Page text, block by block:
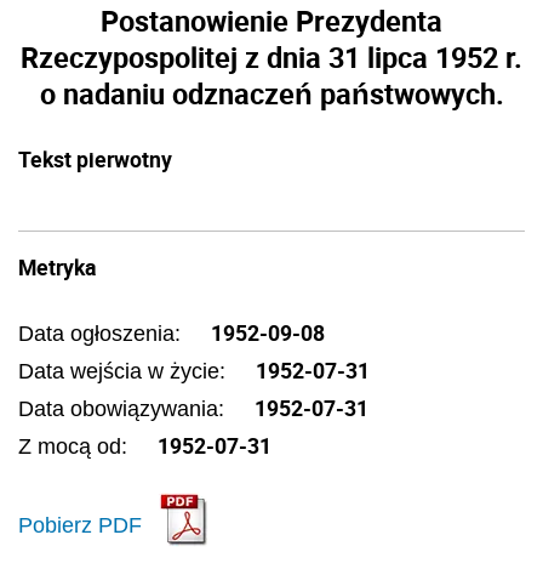
Postanowienie Prezydenta
Rzeczypospolitej z dnia 31 lipca 1952 r.
o nadaniu odznaczeń państwowych.
Tekst pierwotny
Metryka
Data ogłoszenia: 1952-09-08
Data wejścia w życie: 1952-07-31
Data obowiązywania: 1952-07-31
Z mocą od: 1952-07-31
Pobierz PDF